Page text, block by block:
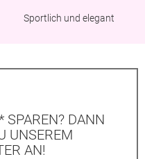
Sportlich und elegant
SPAREN? DANN
UNSEREM
AN!